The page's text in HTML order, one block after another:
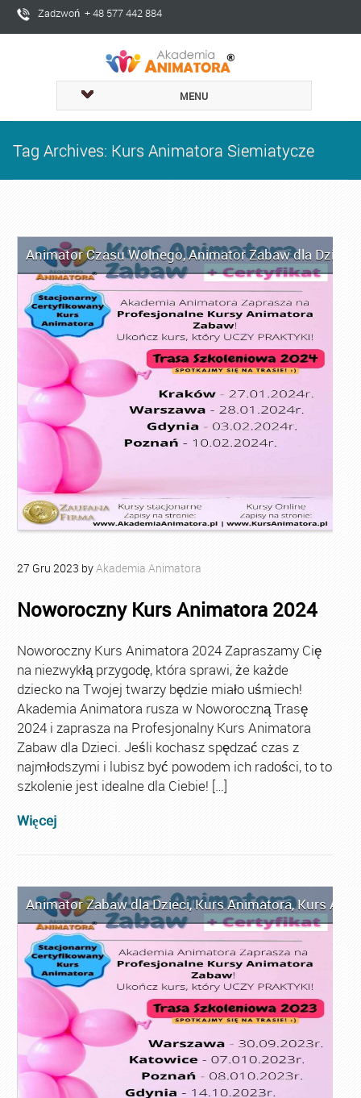
Zadzwoń + 48 577 442 884
MENU
Tag Archives: Kurs Animatora Siemiatycze
Animator Czasu Wolnego,Animator Zabaw dla Dzieci
27 Gru 2023 byAkademia Animatora
Noworoczny Kurs Animatora 2024
Noworoczny Kurs Animatora 2024 Zapraszamy Cię
na niezwykłą przygodę, która sprawi, że każde
dziecko na Twojej twarzy będzie miało uśmiech!
Akademia Animatora rusza w Noworoczną Trasę
2024 i zaprasza na Profesjonalny Kurs Animatora
Zabaw dla Dzieci. Jeśli kochasz spędzać czas z
najmłodszymi i lubisz być powodem ich radości, to to
szkolenie jest idealne dla Ciebie! […]
Więcej
Animator Zabaw dla Dzieci,Kurs Animatora,Kurs